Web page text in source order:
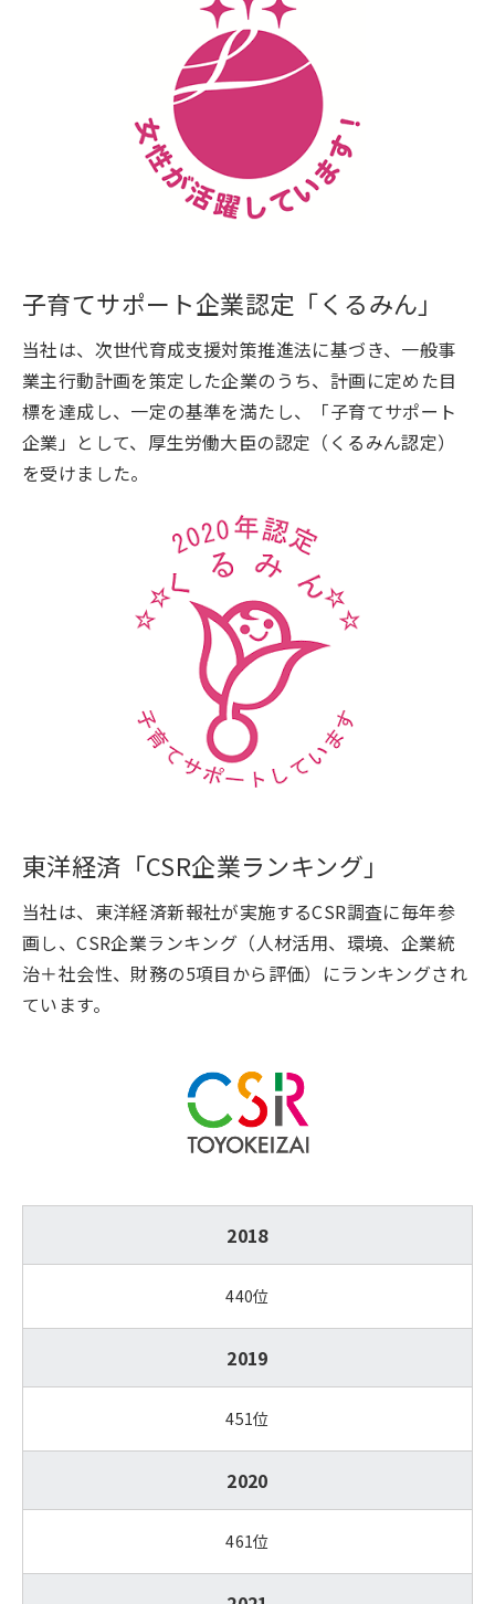
子育てサポート企業認定「くるみん」
当社は、次世代育成支援対策推進法に基づき、一般事
業主行動計画を策定した企業のうち、計画に定めた目
標を達成し、一定の基準を満たし、「子育てサポート
企業」として、厚生労働大臣の認定（くるみん認定）
を受けました。
東洋経済「CSR企業ランキング」
当社は、東洋経済新報社が実施するCSR調査に毎年参
画し、CSR企業ランキング（人材活用、環境、企業統
治＋社会性、財務の5項目から評価）にランキングされ
ています。
2018
440位
2019
451位
2020
461位